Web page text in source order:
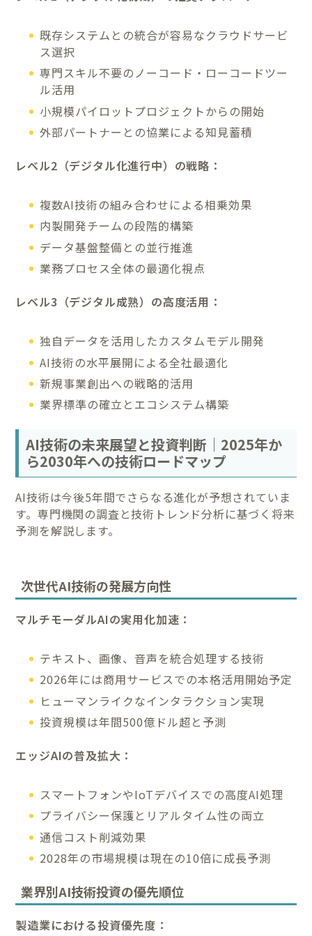
既存システムとの統合が容易なクラウドサービ
ス選択
専門スキル不要のノーコード・ローコードツー
ル活用
小規模パイロットプロジェクトからの開始
外部パートナーとの協業による知見蓄積
レベル2（デジタル化進行中）の戦略：
複数AI技術の組み合わせによる相乗効果
内製開発チームの段階的構築
データ基盤整備との並行推進
業務プロセス全体の最適化視点
レベル3（デジタル成熟）の高度活用：
独自データを活用したカスタムモデル開発
AI技術の水平展開による全社最適化
新規事業創出への戦略的活用
業界標準の確立とエコシステム構築
AI技術の未来展望と投資判断｜2025年か
ら2030年への技術ロードマップ
AI技術は今後5年間でさらなる進化が予想されていま
す。専門機関の調査と技術トレンド分析に基づく将来
予測を解説します。
次世代AI技術の発展方向性
マルチモーダルAIの実用化加速：
テキスト、画像、音声を統合処理する技術
2026年には商用サービスでの本格活用開始予定
ヒューマンライクなインタラクション実現
投資規模は年間500億ドル超と予測
エッジAIの普及拡大：
スマートフォンやIoTデバイスでの高度AI処理
プライバシー保護とリアルタイム性の両立
通信コスト削減効果
2028年の市場規模は現在の10倍に成長予測
業界別AI技術投資の優先順位
製造業における投資優先度：